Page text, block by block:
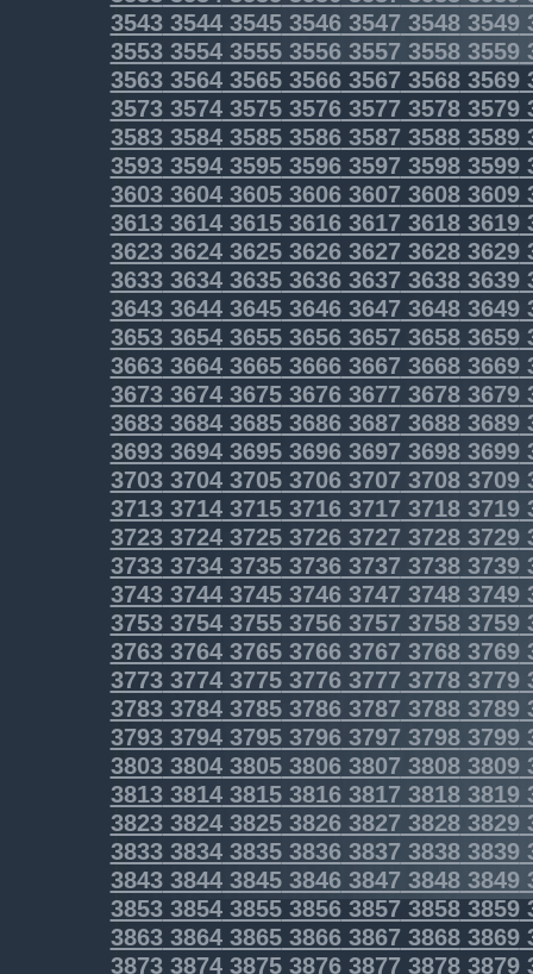
35433544354535463547 35483549
35533554355535563557 35583559
3563356435653566356735683569
3573357435753576357735783579
3583358435853586358735883589
3593359435953596359735983599
3603360436053606360736083609
3613361436153616361736183619
3623362436253626362736283629
3633363436353636363736383639
3643364436453646364736483649
3653365436553656365736583659
3663366436653666366736683669
3673367436753676367736783679
3683368436853686368736883689
3693369436953696369736983699
3703370437053706370737083709
3713371437153716371737183719
37233724372537263727 37283729
37333734373537363737 37383739
37433744374537463747 37483749
37533754375537563757 37583759
37633764376537663767 37683769
3773377437753776377737783779
37833784378537863787 37883789
37933794379537963797 37983799
38033804380538063807 38083809
38133814381538163817 38183819
38233824382538263827 38283829
38333834383538363837 38383839
38433844384538463847 38483849
3853385438553856385738583859
3863386438653866386738683869
3873387438753876387738783879